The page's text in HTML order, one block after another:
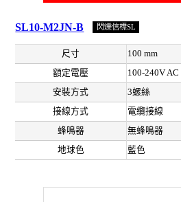
SL10-M2JN-B 閃爍信標SL
尺寸
100 mm
額定電壓
100-240V AC
安裝方式
3螺絲
接線方式
電纜接線
蜂鳴器
無蜂鳴器
地球色
藍色